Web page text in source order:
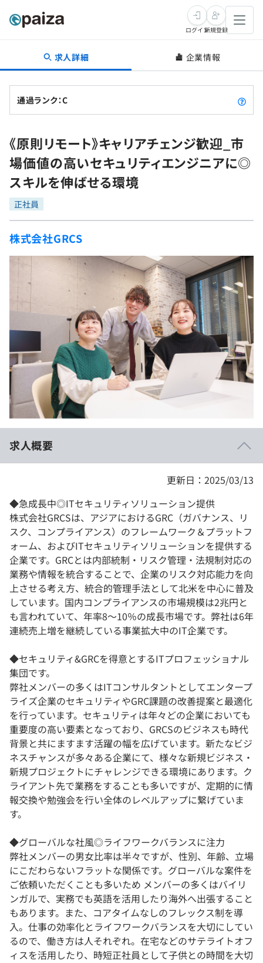
転職・キャリア
転職成功ガイド
転職エージェント
インタビュー
転職成功ガイド
新卒就活
求人検索
本選考
インターン
新卒エージェント
イベント・セミナー
インタビュー
就活成功ガイド
学習
問題集
4択課題
プラン
個人向けプラン
法人向けプラン
学校向けプラン
契約内容・クーポン
プログラミング言語
評価結果一覧
再チャレンジ結果一覧
ゲーム・マンガ
Tech Team Journal
paiza times
note
paizaとは？
ログイン新規登録
求人詳細 企業情報
通過ランク：C
《原則リモート》キャリアチェンジ歓迎_市
場価値の高いセキュリティエンジニアに◎
スキルを伸ばせる環境
正社員
株式会社GRCS
求人概要
更新日：2025/03/13
◆急成長中◎ITセキュリティソリューション提供
株式会社GRCSは、アジアにおけるGRC（ガバナンス、リ
スク、コンプライアンス）のフレームワーク＆プラットフ
ォーム、およびITセキュリティソリューションを提供する
企業です。GRCとは内部統制・リスク管理・法規制対応の
業務や情報を統合することで、企業のリスク対応能力を向
上させる考え方、統合的管理手法として北米を中心に普及
しています。国内コンプライアンスの市場規模は2兆円と
も言われていて、年率8～10％の成長市場です。弊社は6年
連続売上増を継続している事業拡大中のIT企業です。
◆セキュリティ&GRCを得意とするITプロフェッショナル
集団です。
弊社メンバーの多くはITコンサルタントとしてエンタープ
ライズ企業のセキュリティやGRC課題の改善提案と最適化
を行っています。セキュリティは年々どの企業においても
重要度の高い要素となっており、GRCSのビジネスも時代
背景と共にますます活躍の幅を広げています。新たなビジ
ネスチャンスが多々ある企業にて、様々な新規ビジネス・
新規プロジェクトにチャレンジできる環境にあります。ク
ライアント先で業務をすることも多いですが、定期的に情
報交換や勉強会を行い全体のレベルアップに繋げていま
す。
◆グローバルな社風◎ライフワークバランスに注力
弊社メンバーの男女比率は半々ですが、性別、年齢、立場
にこだわらないフラットな関係です。グローバルな案件を
ご依頼いただくことも多いため メンバーの多くはバイリ
ンガルで、実務でも英語を活用したり海外へ出張すること
もあります。また、コアタイムなしのフレックス制を導
入。仕事の効率化とライフワークバランスを大切にしてい
るので、働き方は人それぞれ。在宅などのサテライトオフ
ィスを活用したり、時短正社員として子供との時間を大切